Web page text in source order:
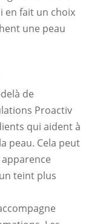
en fait un choix
une peau
de
Proactiv
qui aident à
peau. Cela peut
teint plus